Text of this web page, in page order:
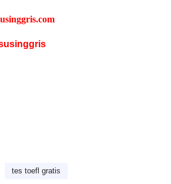
tes toefl gratis